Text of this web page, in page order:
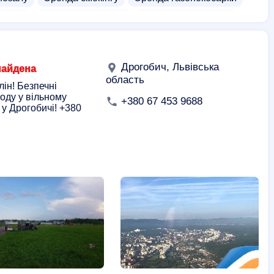
Прокат інструменту
Прокат лафети
Прокат палаток
Прокат спальників
Прокат шуб
прокат
Інвалідні візки на прокат
мотоциклів
Гуртівні інструментів
спецодягу Постачальники віскі
Безпечні
у вільному
Дрогобичі! +380
Дрогобич, Львівська
область
+380 67 453 9688